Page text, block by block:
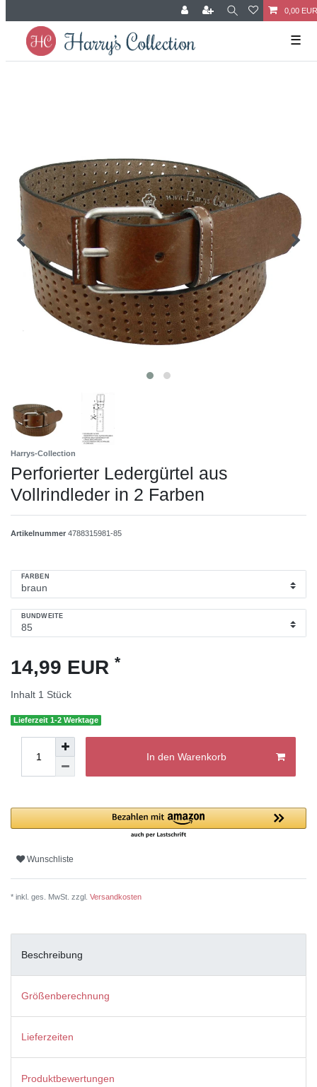
0,00 EUR
☰
Harrys-Collection
Perforierter Ledergürtel aus
Vollrindleder in 2 Farben
Artikelnummer 4788315981-85
FARBEN
BUNDWEITE
14,99 EUR *
Inhalt 1 Stück
Lieferzeit 1-2 Werktage
In den Warenkorb
Wunschliste
* inkl. ges. MwSt. zzgl. Versandkosten
Beschreibung
Größenberechnung
Lieferzeiten
Produktbewertungen